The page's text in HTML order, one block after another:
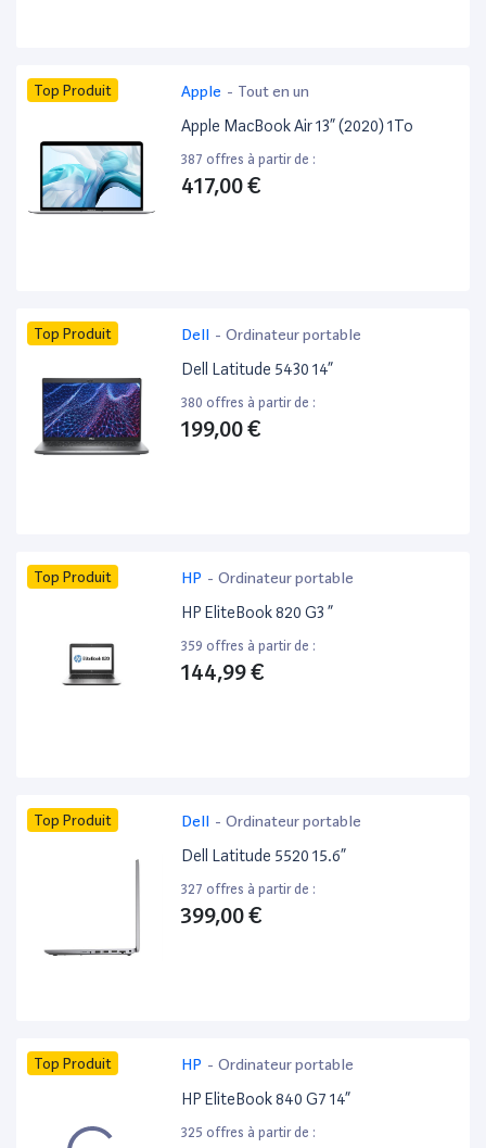
Top Produit Apple - Tout en un
Apple MacBook Air 13” (2020) 1To
387 offres à partir de :
417,00 €
Top Produit Dell - Ordinateur portable
Dell Latitude 5430 14”
380 offres à partir de :
199,00 €
Top Produit HP - Ordinateur portable
HP EliteBook 820 G3 ”
359 offres à partir de :
144,99 €
Top Produit Dell - Ordinateur portable
Dell Latitude 5520 15.6”
327 offres à partir de :
399,00 €
Top Produit HP - Ordinateur portable
HP EliteBook 840 G7 14”
325 offres à partir de :